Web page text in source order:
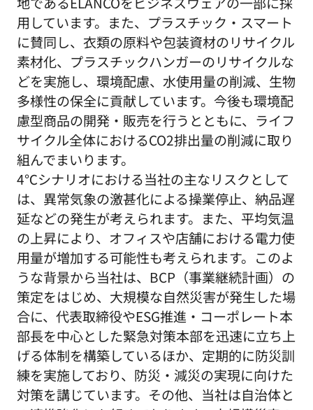
用しています。また、プラスチック・スマート
に賛同し、衣類の原料や包装資材のリサイクル
素材化、プラスチックハンガーのリサイクルな
どを実施し、環境配慮、水使用量の削減、生物
多様性の保全に貢献しています。今後も環境配
慮型商品の開発・販売を行うとともに、ライフ
サイクル全体におけるCO2排出量の削減に取り
組んでまいります。
4℃シナリオにおける当社の主なリスクとして
は、異常気象の激甚化による操業停止、納品遅
延などの発生が考えられます。また、平均気温
の上昇により、オフィスや店舗における電力使
用量が増加する可能性も考えられます。このよ
うな背景から当社は、BCP（事業継続計画）の
策定をはじめ、大規模な自然災害が発生した場
合に、代表取締役やESG推進・コーポレート本
部長を中心とした緊急対策本部を迅速に立ち上
げる体制を構築しているほか、定期的に防災訓
練を実施しており、防災・減災の実現に向けた
対策を講じています。その他、当社は自治体と